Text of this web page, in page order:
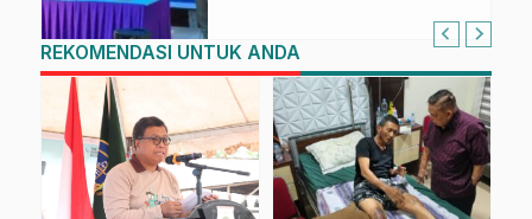
REKOMENDASI UNTUK ANDA